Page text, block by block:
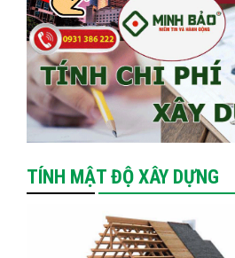
TÍNH MẬT ĐỘ XÂY DỰNG